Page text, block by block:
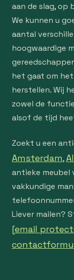
aan de slag, op
We kunnen u
aantal
hoogwaardige
het gaat om
herstellen. Wij
zowel de
alsof de tijd
Zoekt u een
Amsterdam,
antieke meubel
vakkundige
Liever mailen?
[email